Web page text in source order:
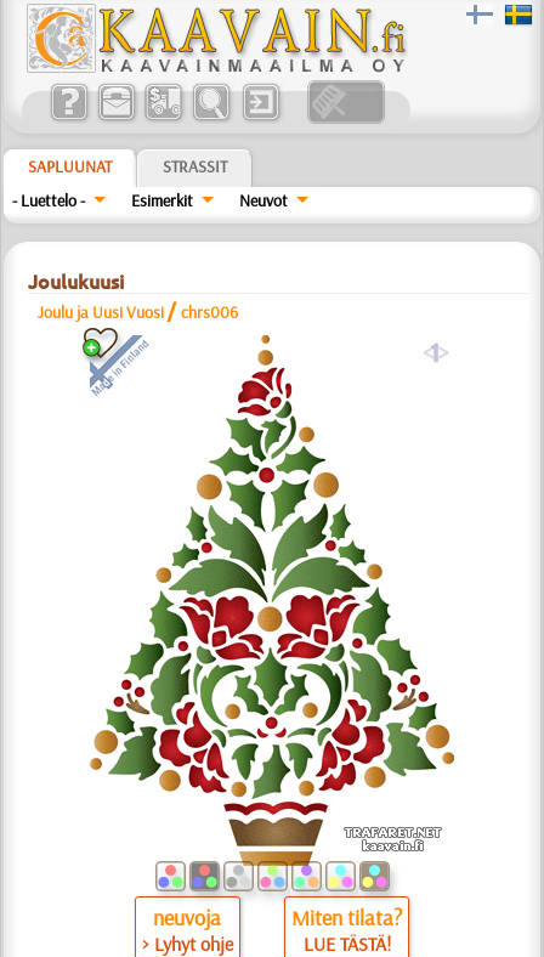
SAPLUUNAT
STRASSIT
- Luettelo -
Esimerkit Neuvot
Joulukuusi
Joulu ja Uusi Vuosi /chrs006
a
neuvoja
> Lyhyt ohje
Miten tilata?
LUE TÄSTÄ!